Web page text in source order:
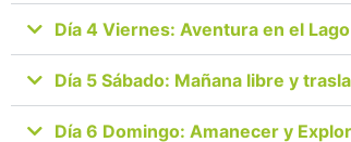
Día 4 Viernes: Aventura en el
Día 5 Sábado: Mañana libre y
Día 6 Domingo: Amanecer y